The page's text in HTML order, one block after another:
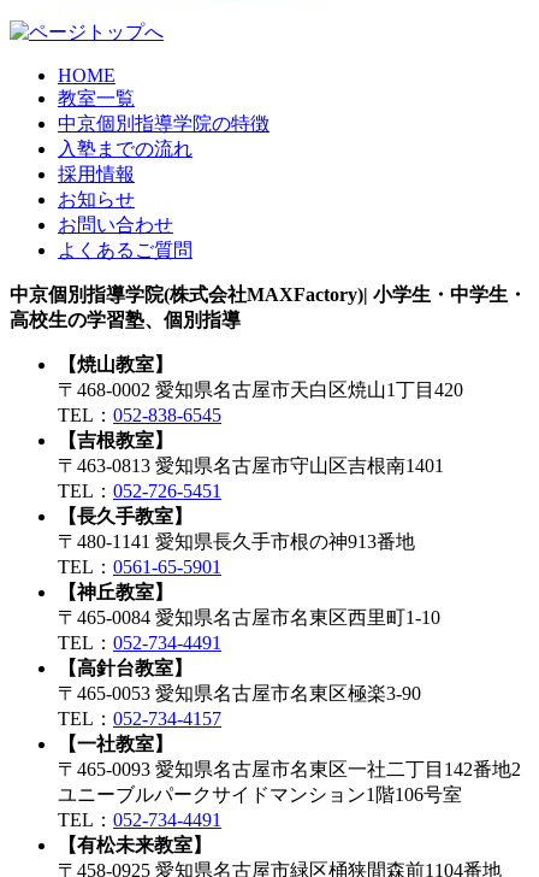
HOME
教室一覧
中京個別指導学院の特徴
入塾までの流れ
採用情報
お知らせ
お問い合わせ
よくあるご質問
中京個別指導学院(株式会社MAXFactory)| 小学生・中学生・
高校生の学習塾、個別指導
【焼山教室】
〒468-0002 愛知県名古屋市天白区焼山1丁目420
TEL： 052-838-6545
【吉根教室】
〒463-0813 愛知県名古屋市守山区吉根南1401
TEL： 052-726-5451
【長久手教室】
〒480-1141 愛知県長久手市根の神913番地
TEL： 0561-65-5901
【神丘教室】
〒465-0084 愛知県名古屋市名東区西里町1-10
TEL： 052-734-4491
【高針台教室】
〒465-0053 愛知県名古屋市名東区極楽3-90
TEL： 052-734-4157
【一社教室】
〒465-0093 愛知県名古屋市名東区一社二丁目142番地2
ユニーブルパークサイドマンション1階106号室
TEL： 052-734-4491
【有松未来教室】
〒458-0925 愛知県名古屋市緑区桶狭間森前1104番地